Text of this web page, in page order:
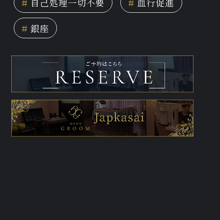
# 自己処理一切不要 # 血行促進
# 銀座